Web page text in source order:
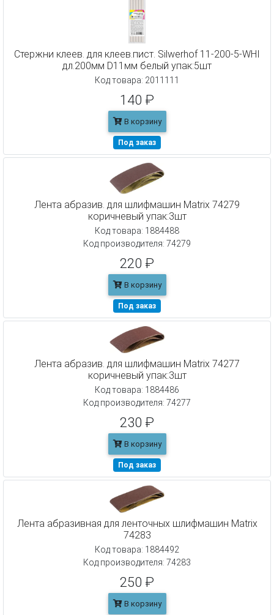
Cтержни клеев. для клеев.пист. Silwerhof 11-200-5-WHI
дл.200мм D11мм белый упак:5шт
Код товара: 2011111
140 ₽
В корзину
Под заказ
Лента абразив. для шлифмашин Matrix 74279
коричневый упак:3шт
Код товара: 1884488
Код производителя: 74279
220 ₽
В корзину
Под заказ
Лента абразив. для шлифмашин Matrix 74277
коричневый упак:3шт
Код товара: 1884486
Код производителя: 74277
230 ₽
В корзину
Под заказ
Лента абразивная для ленточных шлифмашин Matrix
74283
Код товара: 1884492
Код производителя: 74283
250 ₽
В корзину